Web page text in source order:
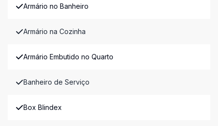
Armário no Banheiro
Armário na Cozinha
Armário Embutido no Quarto
Banheiro de Serviço
Box Blindex